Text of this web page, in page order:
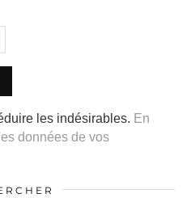
les indésirables. En
données de vos